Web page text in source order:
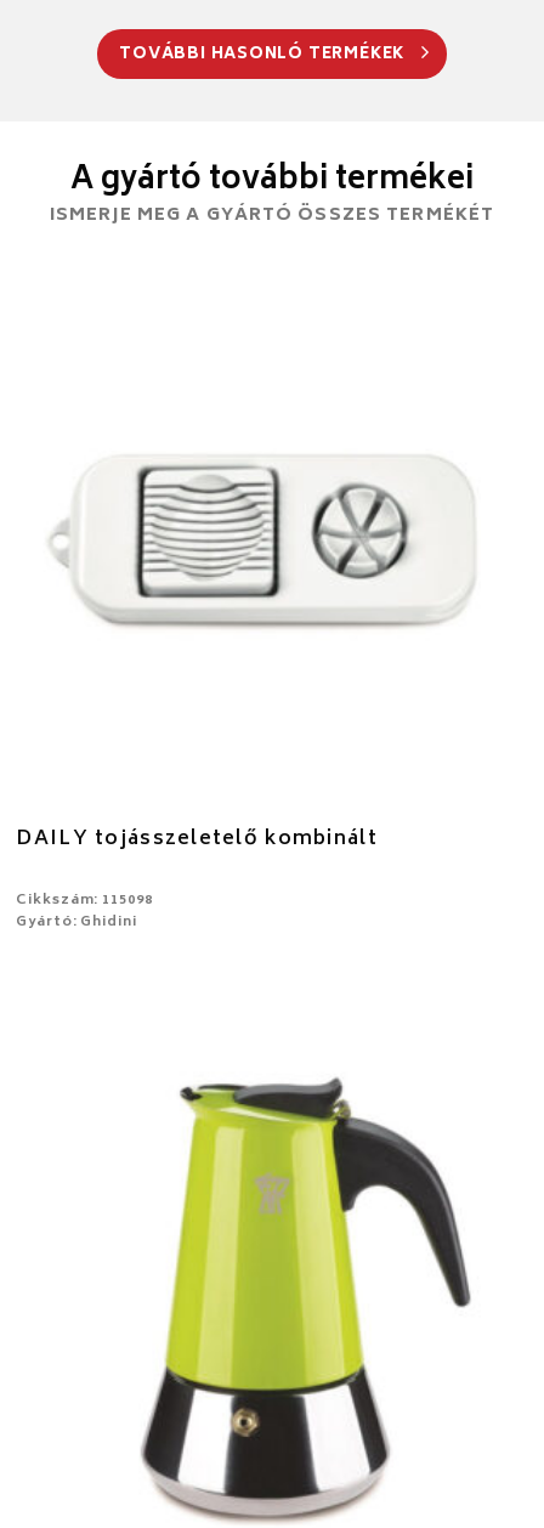
TOVÁBBI HASONLÓ TERMÉKEK
A gyártó további termékei
ISMERJE MEG A GYÁRTÓ ÖSSZES TERMÉKÉT
DAILY tojásszeletelő kombinált
Cikkszám: 115098
Gyártó: Ghidini